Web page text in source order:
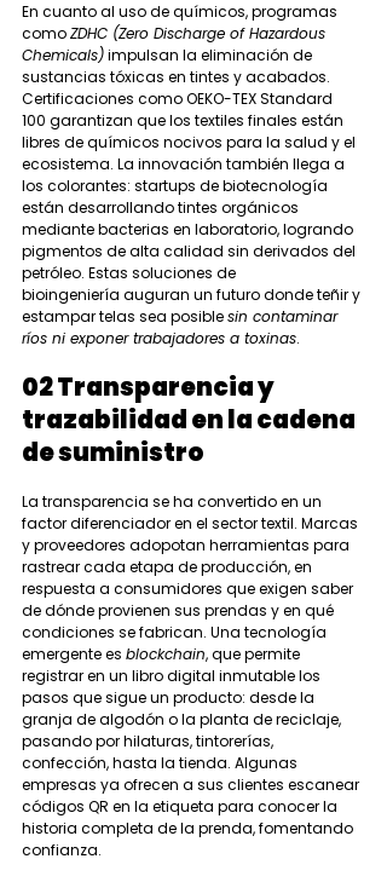
En cuanto al uso de químicos, programas
como ZDHC (Zero Discharge of Hazardous
Chemicals) impulsan la eliminación de
sustancias tóxicas en tintes y acabados.
Certificaciones como OEKO-TEX Standard
100 garantizan que los textiles finales están
libres de químicos nocivos para la salud y el
ecosistema. La innovación también llega a
los colorantes: startups de biotecnología
están desarrollando tintes orgánicos
mediante bacterias en laboratorio, logrando
pigmentos de alta calidad sin derivados del
petróleo. Estas soluciones de
bioingeniería auguran un futuro donde teñir y
estampar telas sea posible sin contaminar
ríos ni exponer trabajadores a toxinas.
02 Transparencia y
trazabilidad en la cadena
de suministro
La transparencia se ha convertido en un
factor diferenciador en el sector textil. Marcas
y proveedores adopotan herramientas para
rastrear cada etapa de producción, en
respuesta a consumidores que exigen saber
de dónde provienen sus prendas y en qué
condiciones se fabrican. Una tecnología
emergente es blockchain, que permite
registrar en un libro digital inmutable los
pasos que sigue un producto: desde la
granja de algodón o la planta de reciclaje,
pasando por hilaturas, tintorerías,
confección, hasta la tienda. Algunas
empresas ya ofrecen a sus clientes escanear
códigos QR en la etiqueta para conocer la
historia completa de la prenda, fomentando
confianza.